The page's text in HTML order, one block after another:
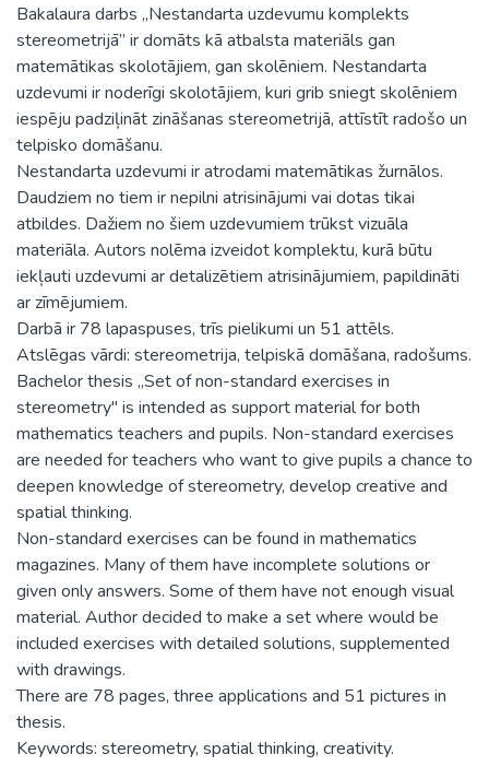
Bakalaura darbs „Nestandarta uzdevumu komplekts
stereometrijā” ir domāts kā atbalsta materiāls gan
matemātikas skolotājiem, gan skolēniem. Nestandarta
uzdevumi ir noderīgi skolotājiem, kuri grib sniegt skolēniem
iespēju padziļināt zināšanas stereometrijā, attīstīt radošo un
telpisko domāšanu.
Nestandarta uzdevumi ir atrodami matemātikas žurnālos.
Daudziem no tiem ir nepilni atrisinājumi vai dotas tikai
atbildes. Dažiem no šiem uzdevumiem trūkst vizuāla
materiāla. Autors nolēma izveidot komplektu, kurā būtu
iekļauti uzdevumi ar detalizētiem atrisinājumiem, papildināti
ar zīmējumiem.
Darbā ir 78 lapaspuses, trīs pielikumi un 51 attēls.
Atslēgas vārdi: stereometrija, telpiskā domāšana, radošums.
Bachelor thesis „Set of non-standard exercises in
stereometry" is intended as support material for both
mathematics teachers and pupils. Non-standard exercises
are needed for teachers who want to give pupils a chance to
deepen knowledge of stereometry, develop creative and
spatial thinking.
Non-standard exercises can be found in mathematics
magazines. Many of them have incomplete solutions or
given only answers. Some of them have not enough visual
material. Author decided to make a set where would be
included exercises with detailed solutions, supplemented
with drawings.
There are 78 pages, three applications and 51 pictures in
thesis.
Keywords: stereometry, spatial thinking, creativity.